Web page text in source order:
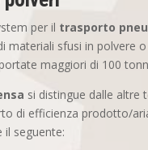
per il trasporto
sfusi in polvere o
maggiori di 100
si distingue dalle altre
di efficienza prodotto/
seguente: